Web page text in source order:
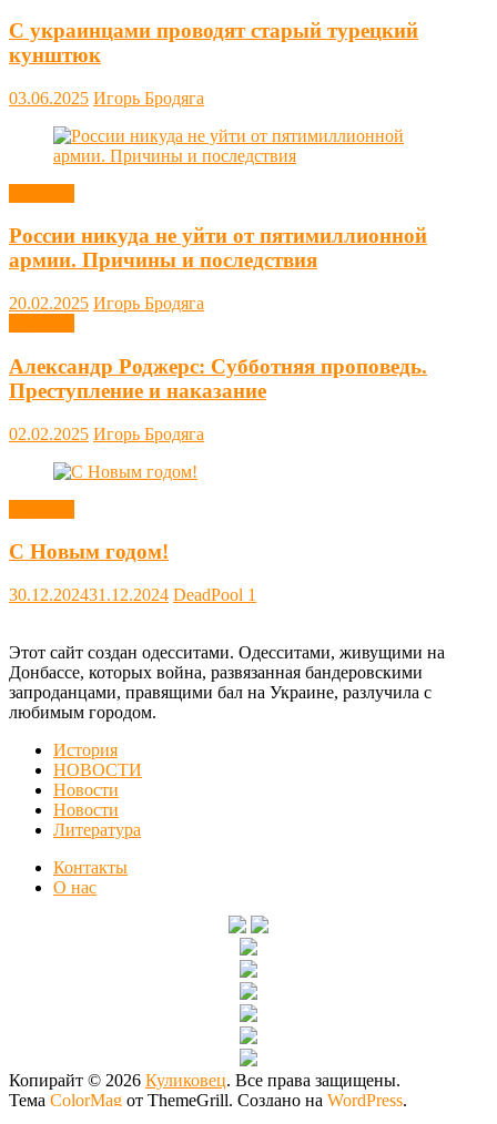
С украинцами проводят старый турецкий
кунштюк
03.06.2025 Игорь Бродяга
России никуда не уйти от пятимиллионной
армии. Причины и последствия
20.02.2025 Игорь Бродяга
Александр Роджерс: Субботняя проповедь.
Преступление и наказание
02.02.2025 Игорь Бродяга
С Новым годом!
30.12.202431.12.2024 DeadPool 1
Этот сайт создан одесситами. Одесситами, живущими на
Донбассе, которых война, развязанная бандеровскими
запроданцами, правящими бал на Украине, разлучила с
любимым городом.
История
НОВОСТИ
Новости
Новости
Литература
Контакты
О нас
Копирайт © 2026 Куликовец. Все права защищены.
Тема ColorMag от ThemeGrill. Создано на WordPress.